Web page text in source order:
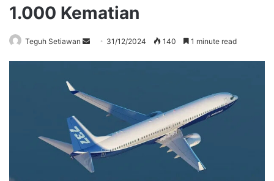
1.000 Kematian
Teguh Setiawan
Send 31/12/2024 140 1 minute read